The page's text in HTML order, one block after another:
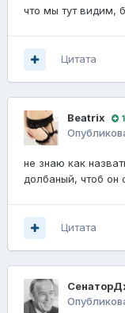
что мы тут видим,
Цитата
Beatrix
не знаю как
долбаный, чтоб он
Цитата